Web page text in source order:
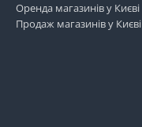
Оренда магазинів у Києві
Продаж магазинів у Києві